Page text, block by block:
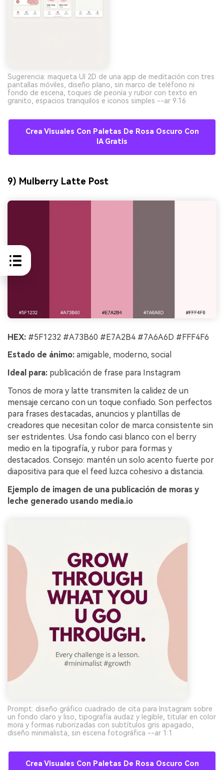
Sugerencia: maqueta UI 2D de una app de meditación con tres
pantallas móviles, diseño plano, sin marco de teléfono ni
fondo de escena, toques de peonía y rubor con texto en
granito, espacios tranquilos e iconos simples --ar 9:16
Crea Visuales Con Paletas De Rosa Oscuro Con
IA Gratis
9) Mulberry Latte Post
HEX: #5F1232 #A73B60 #E7A2B4 #7A6A6D #FFF4F6
Estado de ánimo: amigable, moderno, social
Ideal para: publicación de frase para Instagram
Tonos de mora y latte transmiten la calidez de un
mensaje cercano con un toque confiado. Son perfectos
para frases destacadas, anuncios y plantillas de
creadores que necesitan color de marca consistente sin
ser estridentes. Usa fondo casi blanco con el berry
medio en la tipografía, y rubor para formas y
destacados. Consejo: mantén un solo acento fuerte por
diapositiva para que el feed luzca cohesivo a distancia.
Ejemplo de imagen de una publicación de moras y
leche generado usando media.io
Prompt: diseño gráfico cuadrado de cita para Instagram sobre
un fondo claro y liso, tipografía audaz y legible, titular en color
mora y formas ruborizadas con subtítulos gris apagado,
diseño minimalista, sin escena fotográfica --ar 1:1
Crea Visuales Con Paletas De Rosa Oscuro Con